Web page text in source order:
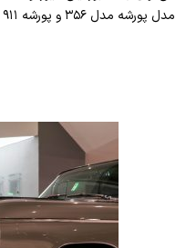
مدل پورشه مدل ۳۵۶ و پورشه ۹۱۱ توربو اشاره کرد.